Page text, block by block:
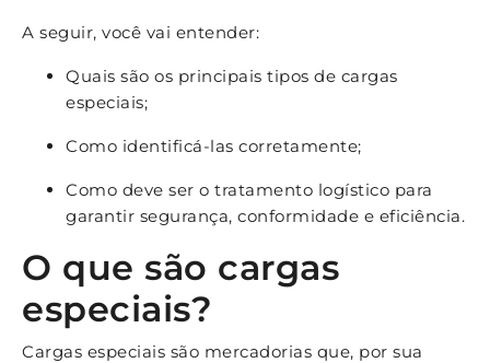
A seguir, você vai entender:
Quais são os principais tipos de cargas
especiais;
Como identificá-las corretamente;
Como deve ser o tratamento logístico para
garantir segurança, conformidade e eficiência.
O que são cargas
especiais?
Cargas especiais são mercadorias que, por sua